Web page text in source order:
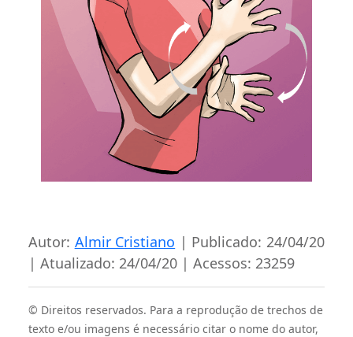
Autor: Almir Cristiano | Publicado: 24/04/20
| Atualizado: 24/04/20 | Acessos: 23259
© Direitos reservados. Para a reprodução de trechos de
texto e/ou imagens é necessário citar o nome do autor,